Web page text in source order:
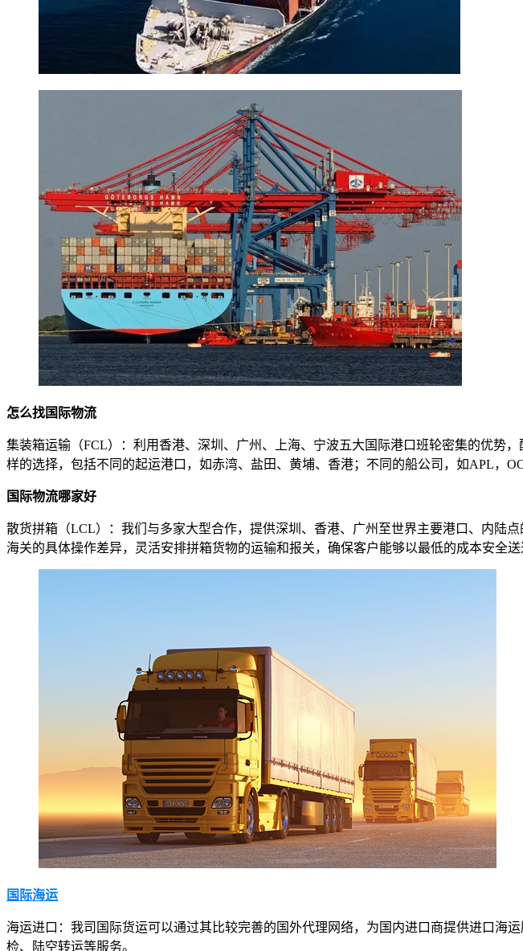
怎么找国际物流
集装箱运输（FCL）：利用香港、深圳、广州、上海、宁波五大国际港口班轮密集的优势
样的选择，包括不同的起运港口，如赤湾、盐田、黄埔、香港；不同的船公司，如APL，
国际物流哪家好
散货拼箱（LCL）：我们与多家大型合作，提供深圳、香港、广州至世界主要港口、内陆
海关的具体操作差异，灵活安排拼箱货物的运输和报关，确保客户能够以最低的成本安全送
国际海运
海运进口：我司国际货运可以通过其比较完善的国外代理网络，为国内进口商提供进口海
检、陆空转运等服务。